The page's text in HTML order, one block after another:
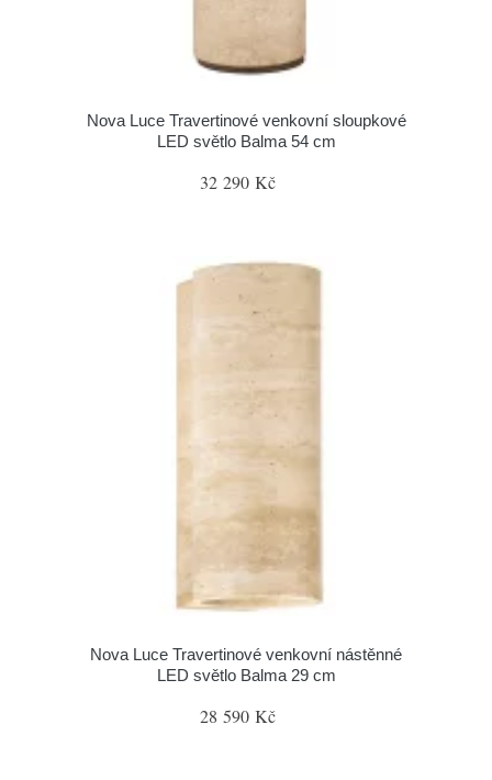
Nova Luce Travertinové venkovní sloupkové
LED světlo Balma 54 cm
32 290 Kč
Nova Luce Travertinové venkovní nástěnné
LED světlo Balma 29 cm
28 590 Kč